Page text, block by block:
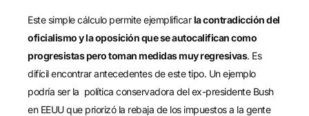
Este simple cálculo permite ejemplificarla contradicción del
oficialismo y la oposición que se autocalifican como
progresistas pero toman medidas muy regresivas. Es
difícil encontrar antecedentes de este tipo. Un ejemplo
podría ser la política conservadora del ex-presidente Bush
en EEUU que priorizó la rebaja de los impuestos a la gente